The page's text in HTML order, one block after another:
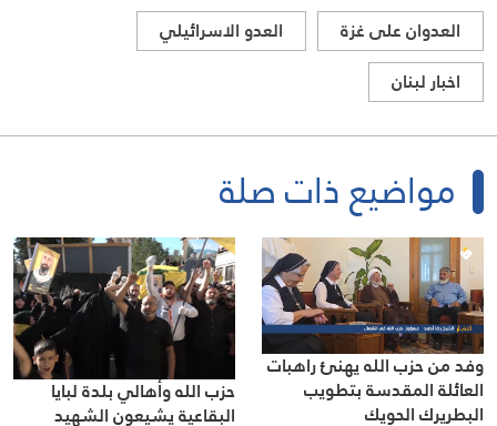
العدوان على غزة
العدو الاسرائيلي
اخبار لبنان
مواضيع ذات صلة
وفد من حزب الله يهنئ راهبات
العائلة المقدسة بتطويب
البطريرك الحويك
حزب الله وأهالي بلدة لبايا
البقاعية يشيعون الشهيد